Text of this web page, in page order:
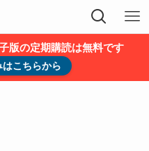
版の定期購読は無料です
こちらから